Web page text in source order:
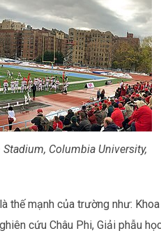
Columbia University,
thế mạnh của trường như:
cứu Châu Phi, Giải phẫu